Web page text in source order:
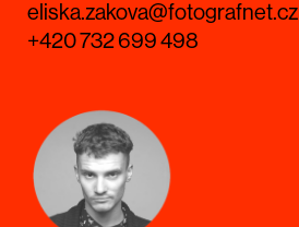
eliska.zakova@fotografnet.cz
+420 732 699 498